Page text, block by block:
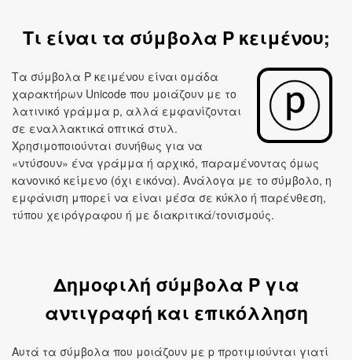
Τι είναι τα σύμβολα P κειμένου;
Τα σύμβολα P κειμένου είναι ομάδα
χαρακτήρων Unicode που μοιάζουν με το
λατινικό γράμμα p, αλλά εμφανίζονται
σε εναλλακτικά οπτικά στυλ.
Χρησιμοποιούνται συνήθως για να
«ντύσουν» ένα γράμμα ή αρχικό, παραμένοντας όμως
κανονικό κείμενο (όχι εικόνα). Ανάλογα με το σύμβολο, η
εμφάνιση μπορεί να είναι μέσα σε κύκλο ή παρένθεση,
τύπου χειρόγραφου ή με διακριτικά/τονισμούς.
Δημοφιλή σύμβολα P για
αντιγραφή και επικόλληση
Αυτά τα σύμβολα που μοιάζουν με p προτιμιούνται γιατί